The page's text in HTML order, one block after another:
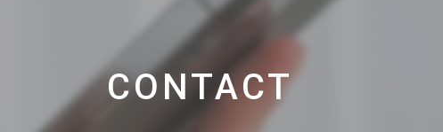
カット・カラーメニュー
ヘアセット・着付けメニュー
CONTACT